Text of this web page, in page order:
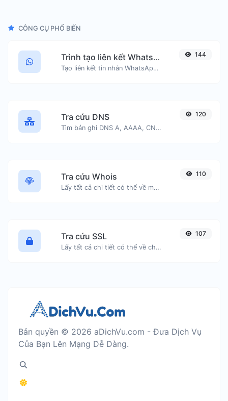
CÔNG CỤ PHỔ BIẾN
Trình tạo liên kết WhatsApp
Tạo liên kết tin nhắn WhatsApp một cách dễ dàng.
144
Tra cứu DNS
Tìm bản ghi DNS A, AAAA, CNAME, MX, NS, TXT, SOA của một máy chủ.
120
Tra cứu Whois
Lấy tất cả chi tiết có thể về một tên miền.
110
Tra cứu SSL
Lấy tất cả chi tiết có thể về chứng chỉ SSL.
107
Bản quyền © 2026 aDichVu.com - Đưa Dịch Vụ
Của Bạn Lên Mạng Dễ Dàng.